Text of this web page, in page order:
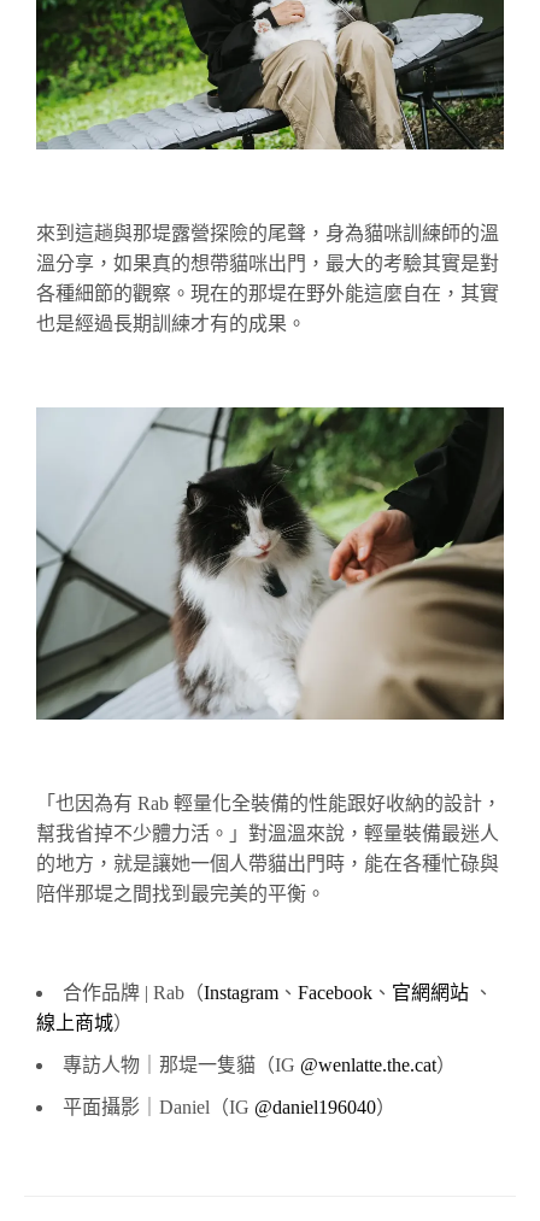
來到這趟與那堤露營探險的尾聲，身為貓咪訓練師的溫
溫分享，如果真的想帶貓咪出門，最大的考驗其實是對
各種細節的觀察。現在的那堤在野外能這麼自在，其實
也是經過長期訓練才有的成果。
「也因為有 Rab 輕量化全裝備的性能跟好收納的設計，
幫我省掉不少體力活。」對溫溫來說，輕量裝備最迷人
的地方，就是讓她一個人帶貓出門時，能在各種忙碌與
陪伴那堤之間找到最完美的平衡。
合作品牌 | Rab（Instagram 、 Facebook 、 官網網站 、
線上商城）
專訪人物｜那堤一隻貓（IG @wenlatte.the.cat）
平面攝影｜Daniel（IG @daniel196040）